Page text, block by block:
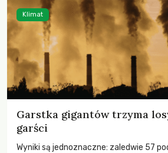
Garstka gigantów trzyma
garści
Wyniki są jednoznaczne: zaledwie 57
Klimat